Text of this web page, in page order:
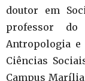
doutor em
professor do
Antropologia e
Ciências
Campus